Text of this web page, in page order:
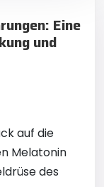
Eine
und
auf die
Melatonin
des